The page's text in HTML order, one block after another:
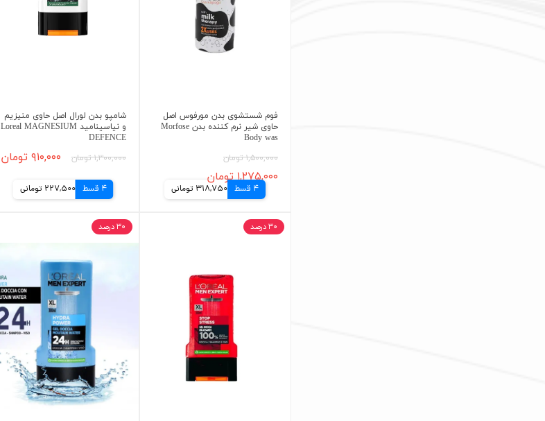
فوم شستشوی بدن مورفوس اصل
حاوی شیر نرم کننده بدن Morfose
Body was
۱,۵۰۰,۰۰۰ تومان
۱,۲۷۵,۰۰۰ تومان
4 قسط 318,750 تومانی
شامپو بدن لورال اصل حاوی منیزیم
و نیاسینامید Loreal MAGNESIUM
DEFENCE
۱,۳۰۰,۰۰۰ تومان ۹۱۰,۰۰۰ تومان
4 قسط 227,500 تومانی
۳۰ درصد ۳۰ درصد